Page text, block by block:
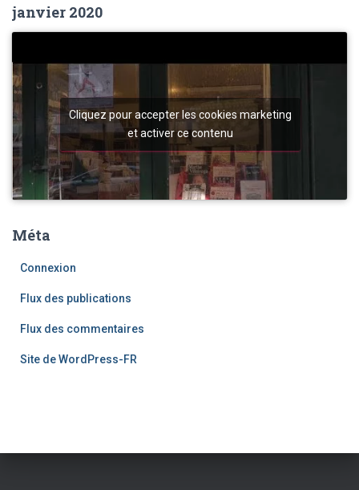
janvier 2020
Cliquez pour accepter les cookies marketing
et activer ce contenu
Méta
Connexion
Flux des publications
Flux des commentaires
Site de WordPress-FR